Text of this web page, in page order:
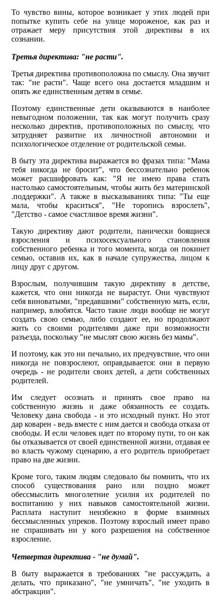
То чувство вины, которое возникает у этих людей при
попытке купить себе на улице мороженое, как раз и
отражает меру присутствия этой директивы в их
сознании.
Третья директива: "не расти".
Третья директива противоположна по смыслу. Она звучит
так: "не расти". Чаще всего она достается младшим и
опять же единственным детям в семье.
Поэтому единственные дети оказываются в наиболее
невыгодном положении, так как могут получить сразу
несколько директив, противоположных по смыслу, что
затрудняет развитие их личностной автономии и
психологическое отделение от родительской семьи.
В быту эта директива выражается во фразах типа: "Мама
тебя никогда не бросит", что бессознательно ребенок
может расшифровать как: "Я не имею права стать
настолько самостоятельным, чтобы жить без материнской
.поддержки". А также в высказываниях типа: "Ты еще
мала, чтобы краситься", "Не торопись взрослеть",
"Детство - самое счастливое время жизни".
Такую директиву дают родители, панически боящиеся
взросления и психосексуального становления
собственного ребенка и того момента, когда он покинет
семью, оставив их, как в начале супружества, лицом к
лицу друг с другом.
Взрослым, получившим такую директиву в детстве,
кажется, что они никогда не вырастут. Они чувствуют
себя виноватыми, "предавшими" собственную мать, если,
например, влюбятся. Часто такие люди вообще не могут
создать свою семью, либо создают ее, но продолжают
жить со своими родителями даже при возможности
разъезда, поскольку "не мыслят свою жизнь без мамы".
И поэтому, как это ни печально, их предчувствие, что они
никогда не повзрослеют, оправдывается: они в первую
очередь - не родители своих детей, а дети собственных
родителей.
Им следует осознать и принять свое право на
собственную жизнь и даже обязанность ее создать.
Человеку дана свобода - и это исходный пункт. Но этот
дар коварен - ведь вместе с ним дается и свобода отказа от
свободы. И если человек идет по второму пути, то он как
бы отказывается от своей единственной жизни, отдавая ее
во власть чужому сценарию, а его родитель приобретает
право на две жизни.
Кроме того, таким людям следовало бы помнить, что их
способ существования рано или поздно может
обессмыслить многолетние усилия их родителей по
воспитанию у них навыков самостоятельной жизни.
Расплата наступит неизбежно в форме взаимных
бессмысленных упреков. Поэтому взрослый имеет право
не спрашивать ни у кого разрешения на собственное
взросление.
Четвертая директива - "не думай".
В быту выражается в требованиях "не рассуждать, а
делать, что приказано", "не умничать", "не уходить в
абстракции".